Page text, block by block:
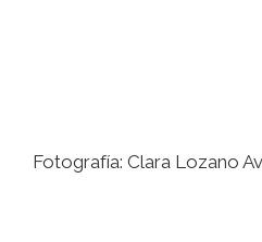
Fotografía: Clara Lozano